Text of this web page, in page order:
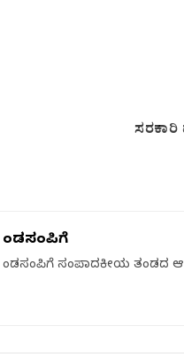
ಸರಕಾರಿ
ಕೆಂಡಸಂಪಿಗೆ
ಕೆಂಡಸಂಪಿಗೆ ಸಂಪಾದಕೀಯ ತಂಡದ